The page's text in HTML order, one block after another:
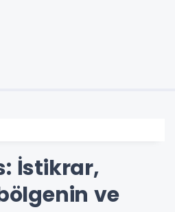
İstikrar,
ve